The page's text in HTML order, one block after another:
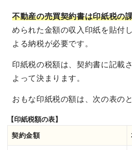
不動産の売買契約書は印紙税の
められた金額の収入印紙を貼付
よる納税が必要です。
印紙税の税額は、契約書に記載
よって決まります。
おもな印紙税の額は、次の表の
【印紙税額の表】
契約金額